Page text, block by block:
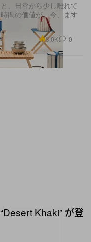
、日常から少し離れて
間の価値が、今、ます
3.0K 0
Khaki” が登